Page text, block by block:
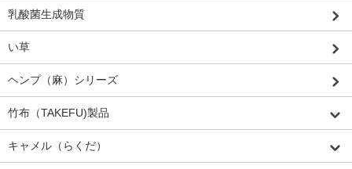
乳酸菌生成物質
い草
ヘンプ（麻）シリーズ
竹布（TAKEFU)製品
キャメル（らくだ）